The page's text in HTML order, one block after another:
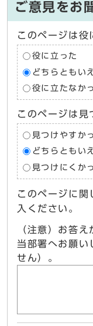
ご意見をお
このページは役
役に立った
どちらともい
役に立たなか
このページは見
見つけやすか
どちらともい
見つけにくか
このページに関
入ください。
（注意）お答
当部署へお願い
せん）。